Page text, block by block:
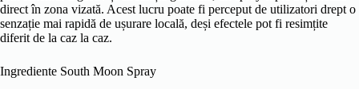
direct în zona vizată. Acest lucru poate fi perceput de utilizatori drept o
senzație mai rapidă de ușurare locală, deși efectele pot fi resimțite
diferit de la caz la caz.
Ingrediente South Moon Spray